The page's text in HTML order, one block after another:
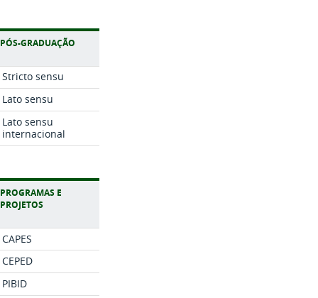
PÓS-GRADUAÇÃO
Stricto sensu
Lato sensu
Lato sensu
internacional
PROGRAMAS E
PROJETOS
CAPES
CEPED
PIBID